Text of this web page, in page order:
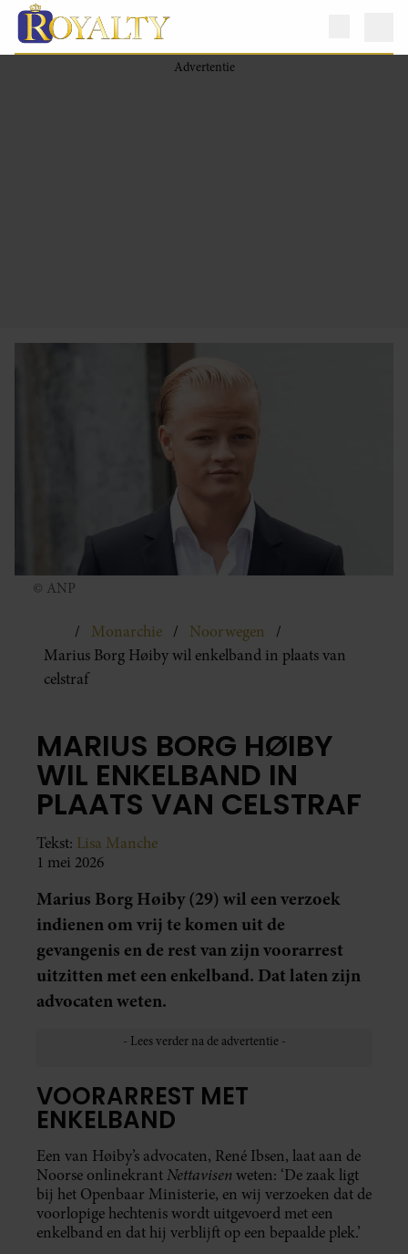
© ANP
Monarchie
Noorwegen
Marius Borg Høiby wil enkelband in plaats van
celstraf
MARIUS BORG HØIBY
WIL ENKELBAND IN
PLAATS VAN CELSTRAF
Tekst: Lisa Manche
1 mei 2026
Marius Borg Høiby (29) wil een verzoek
indienen om vrij te komen uit de
gevangenis en de rest van zijn voorarrest
uitzitten met een enkelband. Dat laten zijn
advocaten weten.
VOORARREST MET
ENKELBAND
Een van Høiby’s advocaten, René Ibsen, laat aan de
Noorse onlinekrantNettavisen weten: ‘De zaak ligt
bij het Openbaar Ministerie, en wij verzoeken dat de
voorlopige hechtenis wordt uitgevoerd met een
enkelband en dat hij verblijft op een bepaalde plek.’